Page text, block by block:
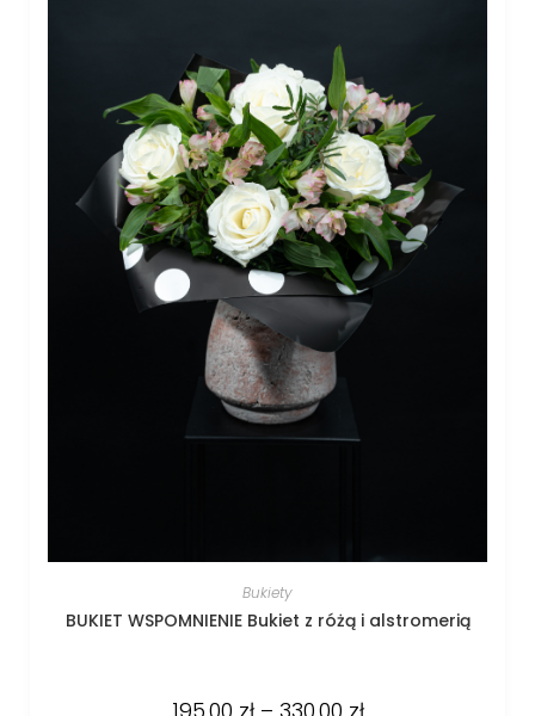
Bukiety
BUKIET WSPOMNIENIE Bukiet z różą i alstromerią